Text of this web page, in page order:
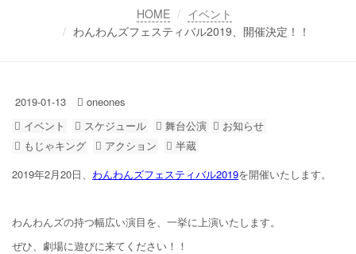
HOME
イベント
わんわんズフェスティバル2019、開催決定！！
2019-01-13
oneones
イベント
スケジュール 舞台公演
お知らせ
もじゃキング
アクション
半蔵
2019年2月20日、 わんわんズフェスティバル2019を開催いたします。
わんわんズの持つ幅広い演目を、一挙に上演いたします。
ぜひ、劇場に遊びに来てください！！